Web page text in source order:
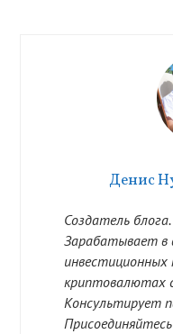
Денис
Создатель
Зарабатывает в
инвестиционных
криптовалютах
Консультирует